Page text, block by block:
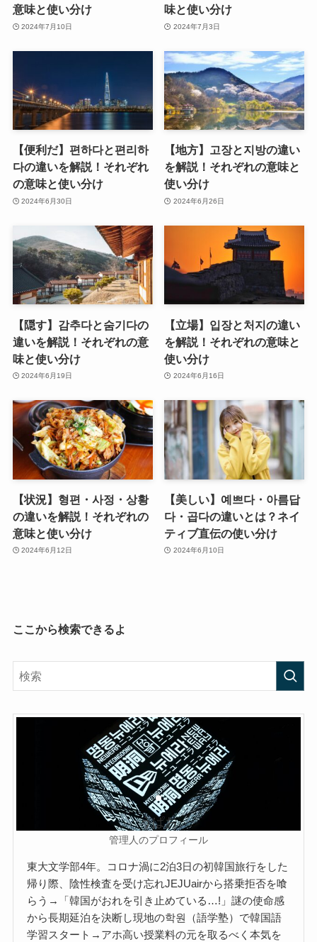
意味と使い分け
2024年7月10日
味と使い分け
2024年7月3日
【便利だ】편하다と편리하
다の違いを解説！それぞれ
の意味と使い分け
2024年6月30日
【地方】고장と지방の違い
を解説！それぞれの意味と
使い分け
2024年6月26日
【隠す】감추다と숨기다の
違いを解説！それぞれの意
味と使い分け
2024年6月19日
【立場】입장と처지の違い
を解説！それぞれの意味と
使い分け
2024年6月16日
【状況】형편・사정・상황
の違いを解説！それぞれの
意味と使い分け
2024年6月12日
【美しい】예쁘다・아름답
다・곱다の違いとは？ネイ
ティブ直伝の使い分け
2024年6月10日
ここから検索できるよ
うぱお
管理人のプロフィール
東大文学部4年。コロナ渦に2泊3日の初韓国旅行をした
帰り際、陰性検査を受け忘れJEJUairから搭乗拒否を喰
らう→「韓国がおれを引き止めている…!」謎の使命感
から長期延泊を決断し現地の학원（語学塾）で韓国語
学習スタート→アホ高い授業料の元を取るべく本気を